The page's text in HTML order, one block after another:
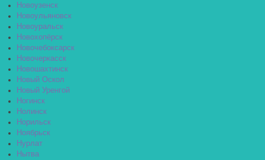
Новоузенск
Новоульяновск
Новоуральск
Новохопёрск
Новочебоксарск
Новочеркасск
Новошахтинск
Новый Оскол
Новый Уренгой
Ногинск
Нолинск
Норильск
Ноябрьск
Нурлат
Нытва